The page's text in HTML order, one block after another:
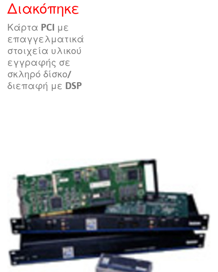
εκπαίδευση
υποστήριξη
Γλώσσα/Περιοχή
Διακόπηκε
Κάρτα PCI με
επαγγελματικά
στοιχεία υλικού
εγγραφής σε
σκληρό δίσκο/
διεπαφή με DSP